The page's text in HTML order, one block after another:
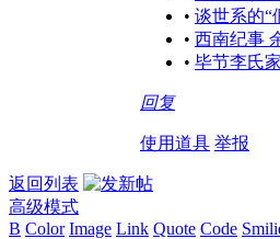
• 谈世系的“
• 西南纪事
• 毕节李氏
回复
使用道具 举报
返回列表
高级模式
B Color Image Link Quote Code